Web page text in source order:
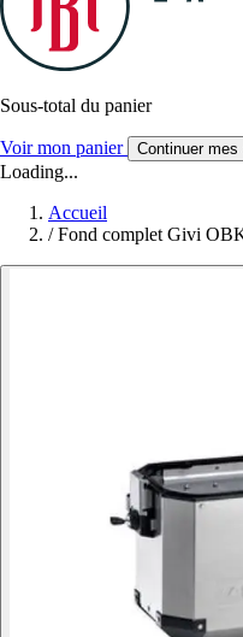
Sous-total du panier
Voir mon panier Continuer mes
Loading...
Accueil
/ Fond complet Givi